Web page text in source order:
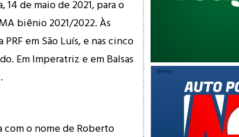
de maio de 2021, para o
biênio 2021/2022. Às
em São Luís, e nas cinco
Em Imperatriz e em Balsas
com o nome de Roberto